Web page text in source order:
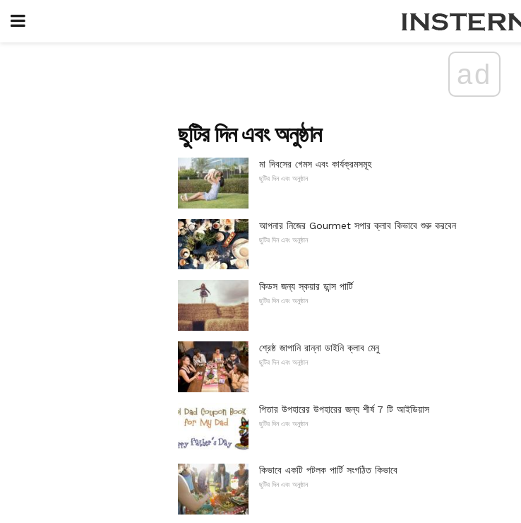
ad
ছুটির দিন এবং অনুষ্ঠান
মা দিবসের গেমস এবং কার্যক্রমসমূহ
ছুটির দিন এবং অনুষ্ঠান
আপনার নিজের Gourmet সপার ক্লাব কিভাবে শুরু করবেন
ছুটির দিন এবং অনুষ্ঠান
কিডস জন্য স্কয়ার ডান্স পার্টি
ছুটির দিন এবং অনুষ্ঠান
শ্রেষ্ঠ জাপানি রান্না ডাইনি ক্লাব মেনু
ছুটির দিন এবং অনুষ্ঠান
পিতার উপহারের উপহারের জন্য শীর্ষ 7 টি আইডিয়াস
ছুটির দিন এবং অনুষ্ঠান
কিভাবে একটি পটলক পার্টি সংগঠিত কিভাবে
ছুটির দিন এবং অনুষ্ঠান